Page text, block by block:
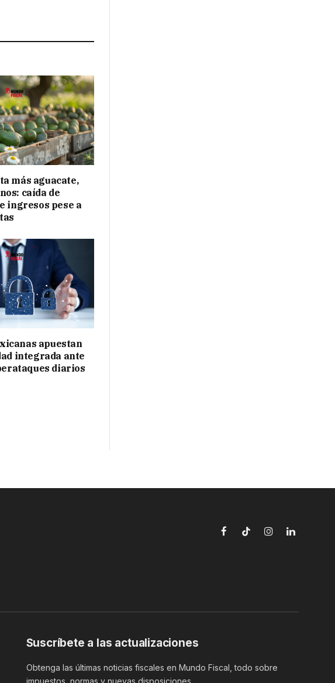
más aguacate,
caída de
ingresos pese a
apuestan
integrada ante
diarios
FacebookTikTokInstagramLinkedIn
Suscríbete a las actualizaciones
Obtenga las últimas noticias fiscales en Mundo Fiscal, todo sobre
impuestos, normas y nuevas disposiciones.